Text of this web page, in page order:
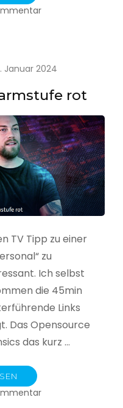
zu
Produktion
Januar 2024
rot
TV Tipp zu einer
zu
Ich selbst
die 45min
Links
Das Opensource
das kurz …
zu